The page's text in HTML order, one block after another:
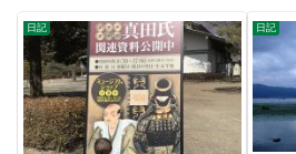
日記 日記